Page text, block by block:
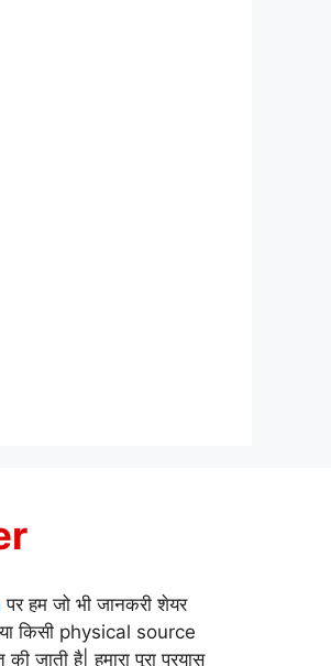
पर हम जो भी जानकरी शेयर
किसी physical source
जाती है| हमारा पूरा प्रयास